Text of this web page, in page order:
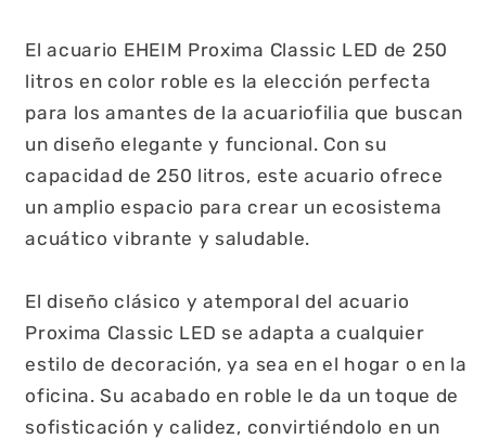
El acuario EHEIM Proxima Classic LED de 250
litros en color roble es la elección perfecta
para los amantes de la acuariofilia que buscan
un diseño elegante y funcional. Con su
capacidad de 250 litros, este acuario ofrece
un amplio espacio para crear un ecosistema
acuático vibrante y saludable.
El diseño clásico y atemporal del acuario
Proxima Classic LED se adapta a cualquier
estilo de decoración, ya sea en el hogar o en la
oficina. Su acabado en roble le da un toque de
sofisticación y calidez, convirtiéndolo en un